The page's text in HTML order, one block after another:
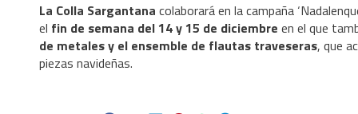
La Colla Sargantana colaborará en la campaña
el fin de semana del 14 y 15 de diciembre en el que
de metales y el ensemble de flautas traveseras, que
piezas navideñas.